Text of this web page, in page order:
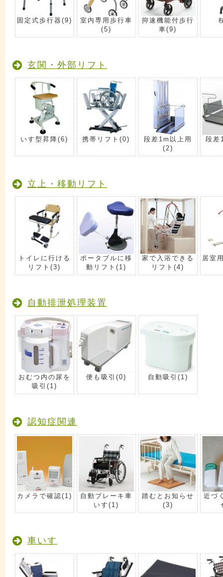
固定式歩行器 (9)
室内専用歩行車
(5)
抑速機能付歩行
車(9)
玄関・外部リフト
いす型昇降(6) 携帯リフト(0)
段差1m以上用
(2)
段差
立上・移動リフト
トイレに行ける
リフト(3)
ポータブルに移
動リフト (1)
家で入浴できる
リフト(4)
居室
自動排泄処理装置
おむつ内の尿を
吸引 (1)
便も吸引 (0) 自動吸引 (1)
認知症関連
カメラで確認(1)
自動ブレーキ車
いす (1)
踏むとお知らせ
(3)
近づ
車いす